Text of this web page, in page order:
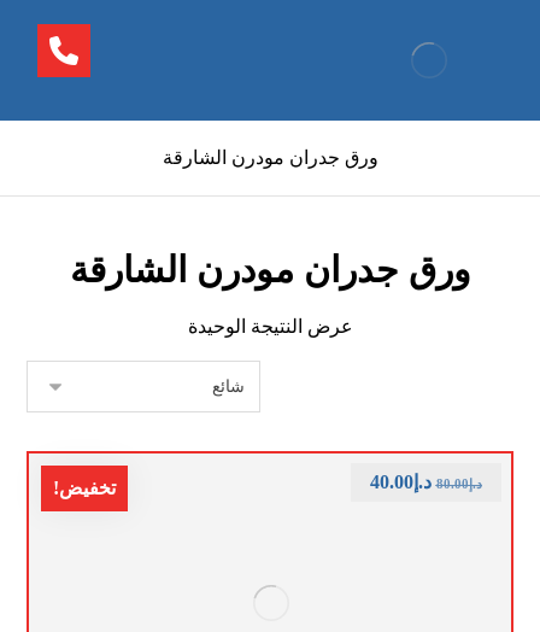
ورق جدران مودرن الشارقة
ورق جدران مودرن الشارقة
عرض النتيجة الوحيدة
تخفيض! د.إ80.00 د.إ40.00